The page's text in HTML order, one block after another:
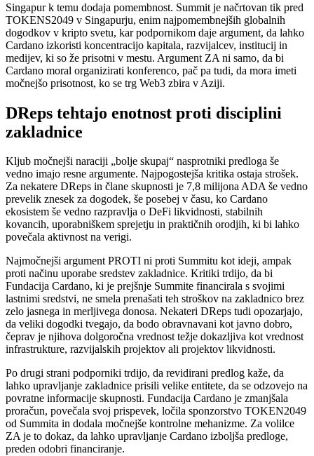
Singapur k temu dodaja pomembnost. Summit je načrtovan tik pred
TOKENS2049 v Singapurju, enim najpomembnejših globalnih
dogodkov v kripto svetu, kar podpornikom daje argument, da lahko
Cardano izkoristi koncentracijo kapitala, razvijalcev, institucij in
medijev, ki so že prisotni v mestu. Argument ZA ni samo, da bi
Cardano moral organizirati konferenco, pač pa tudi, da mora imeti
močnejšo prisotnost, ko se trg Web3 zbira v Aziji.
DReps tehtajo enotnost proti disciplini
zakladnice
Kljub močnejši naraciji „bolje skupaj“ nasprotniki predloga še
vedno imajo resne argumente. Najpogostejša kritika ostaja strošek.
Za nekatere DReps in člane skupnosti je 7,8 milijona ADA še vedno
prevelik znesek za dogodek, še posebej v času, ko Cardano
ekosistem še vedno razpravlja o DeFi likvidnosti, stabilnih
kovancih, uporabniškem sprejetju in praktičnih orodjih, ki bi lahko
povečala aktivnost na verigi.
Najmočnejši argument PROTI ni proti Summitu kot ideji, ampak
proti načinu uporabe sredstev zakladnice. Kritiki trdijo, da bi
Fundacija Cardano, ki je prejšnje Summite financirala s svojimi
lastnimi sredstvi, ne smela prenašati teh stroškov na zakladnico brez
zelo jasnega in merljivega donosa. Nekateri DReps tudi opozarjajo,
da veliki dogodki tvegajo, da bodo obravnavani kot javno dobro,
čeprav je njihova dolgoročna vrednost težje dokazljiva kot vrednost
infrastrukture, razvijalskih projektov ali projektov likvidnosti.
Po drugi strani podporniki trdijo, da revidirani predlog kaže, da
lahko upravljanje zakladnice prisili velike entitete, da se odzovejo na
povratne informacije skupnosti. Fundacija Cardano je zmanjšala
proračun, povečala svoj prispevek, ločila sponzorstvo TOKEN2049
od Summita in dodala močnejše kontrolne mehanizme. Za volilce
ZA je to dokaz, da lahko upravljanje Cardano izboljša predloge,
preden odobri financiranje.